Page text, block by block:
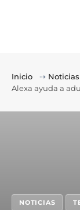
Inicio ⇢ Noticias
Alexa ayuda a
NOTICIAS